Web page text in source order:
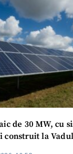
de 30 MW, cu
construit la